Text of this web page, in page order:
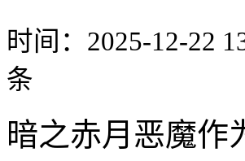
时间：2025-12-22
条
暗之赤月恶魔作